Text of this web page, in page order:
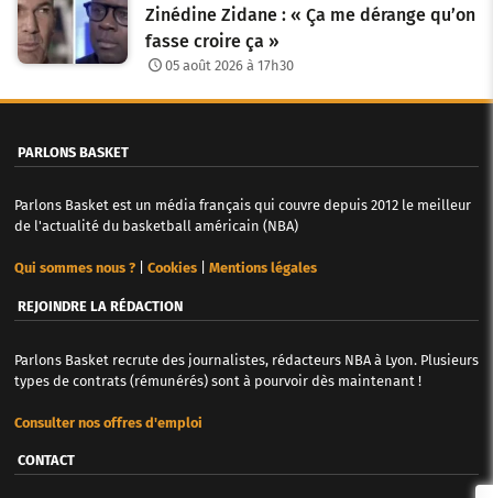
Zinédine Zidane : « Ça me dérange qu’on
fasse croire ça »
05 août 2026 à 17h30
PARLONS BASKET
Parlons Basket est un média français qui couvre depuis 2012 le meilleur
de l'actualité du basketball américain (NBA)
Qui sommes nous ?| Cookies| Mentions légales
REJOINDRE LA RÉDACTION
Parlons Basket recrute des journalistes, rédacteurs NBA à Lyon. Plusieurs
types de contrats (rémunérés) sont à pourvoir dès maintenant !
Consulter nos offres d'emploi
CONTACT